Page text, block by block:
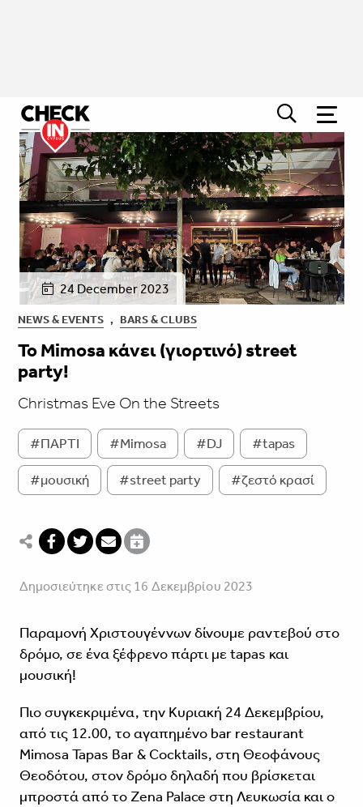
24 December 2023
NEWS & EVENTS , BARS & CLUBS
Το Mimosa κάνει (γιορτινό) street
party!
Christmas Eve On the Streets
#ΠΑΡΤΙ #Mimosa #DJ #tapas
#μουσική #street party #ζεστό κρασί
Δημοσιεύτηκε στις 16 Δεκεμβρίου 2023
Παραμονή Χριστουγέννων δίνουμε ραντεβού στο
δρόμο, σε ένα ξέφρενο πάρτι με tapas και
μουσική!
Πιο συγκεκριμένα, την Κυριακή 24 Δεκεμβρίου,
από τις 12.00, το αγαπημένο bar restaurant
Mimosa Tapas Bar & Cocktails, στη Θεοφάνους
Θεοδότου, στον δρόμο δηλαδή που βρίσκεται
μπροστά από το Zena Palace στη Λευκωσία και ο